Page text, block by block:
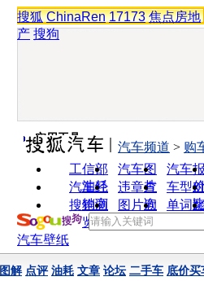
搜狐 ChinaRen 17173 焦点房地
产 搜狗
实用工具
工信部
油耗
汽车图
片
汽车报
汽车经
销商
违章查
询
车型
搜狗浏
览器
图片欣
赏
单词翻
汽车频道 > 购
汽车壁纸
图解 点评 油耗 文章 论坛 二手车 底价买